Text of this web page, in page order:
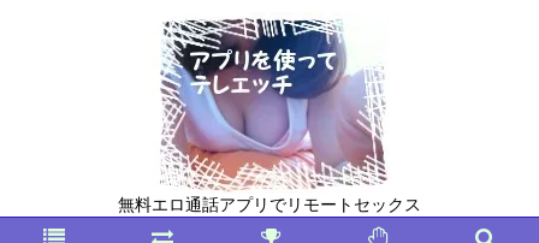
無料エロ通話アプリでリモートセックス